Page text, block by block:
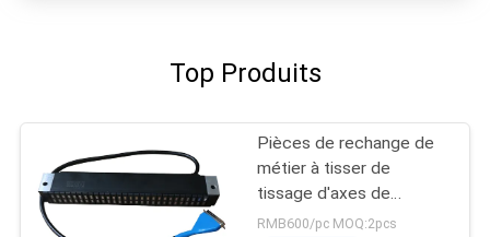
Top Produits
Pièces de rechange de
métier à tisser de
tissage d'axes de
l'aimant 28
RMB600/pc MOQ:2pcs